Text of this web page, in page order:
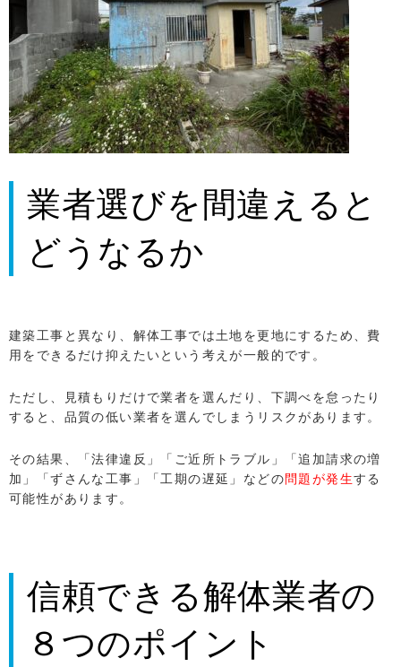
業者選びを間違えると
どうなるか
建築工事と異なり、解体工事では土地を更地にするため、費
用をできるだけ抑えたいという考えが一般的です。
ただし、見積もりだけで業者を選んだり、下調べを怠ったり
すると、品質の低い業者を選んでしまうリスクがあります。
その結果、「法律違反」「ご近所トラブル」「追加請求の増
加」「ずさんな工事」「工期の遅延」などの問題が発生する
可能性があります。
信頼できる解体業者の
８つのポイント